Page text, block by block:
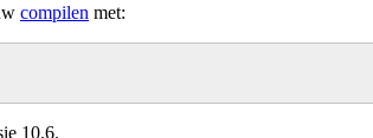
compilen met:
10.6.